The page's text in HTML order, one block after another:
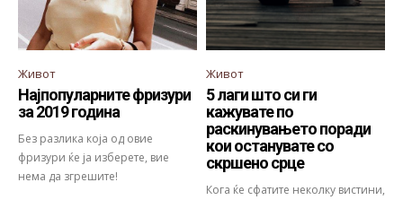
Живот
Најпопуларните фризури
за 2019 година
Без разлика која од овие
фризури ќе ја изберете, вие
нема да згрешите!
Живот
5 лаги што си ги
кажувате по
раскинувањето поради
кои останувате со
скршено срце
Кога ќе сфатите неколку вистини,